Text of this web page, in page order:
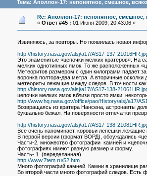
Тема: Аполлон-17: непонятное, смешное,
Re: Аполлон-17: непонятное, смешное,
« Ответ #45 : 01 Июня 2009, 20:43:06 »
Извиняюсь, за повторы. Но появилась новая
http://history.nasa.gov/alsj/a17/AS17-137-
Это знаменитые «цепочки мелких кратеров». На
мелких однотипных ямок. То же расположенных
Метеоритов размером с один килограмм падает
воронка полтора-два метра. А вторичные
метеориты лежащие между следов. В точности как
http://history.nasa.gov/alsj/a17/AS17-138-
цепочки мелких ямок вблизи просто ямки,
http://www.hq.nasa.gov/office/pao/History/alsj/a17/
Возвращаясь из кратера Нансена, астронавты
буквально бежал. На поверхности отпечатки
http://history.nasa.gov/alsj/a17/AS17-138-
Все очень напоминает, коровьи лепешки
В первой версии (формат ВОРД), обсуждались
Части-2, множество фотографии камней и
фотографиях имеют разную размер и форму.
Часть- 1. (переделанная)
http://www.7tem.ru/52.htm
Много фотографий камней. Камни в хранилище
Во второй части много фотографий следов. Есть